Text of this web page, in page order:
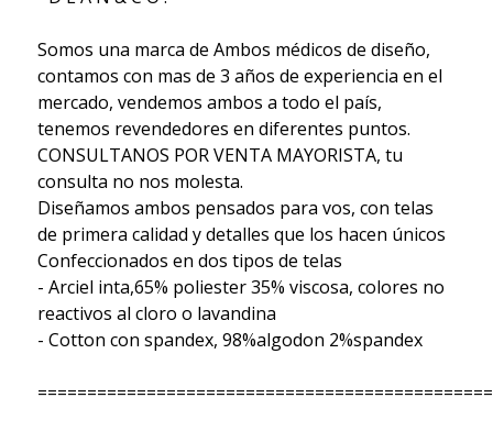
Somos una marca de Ambos médicos de diseño,
contamos con mas de 3 años de experiencia en el
mercado, vendemos ambos a todo el país,
tenemos revendedores en diferentes puntos.
CONSULTANOS POR VENTA MAYORISTA, tu
consulta no nos molesta.
Diseñamos ambos pensados para vos, con telas
de primera calidad y detalles que los hacen únicos
Confeccionados en dos tipos de telas
- Arciel inta,65% poliester 35% viscosa, colores no
reactivos al cloro o lavandina
- Cotton con spandex, 98%algodon 2%spandex